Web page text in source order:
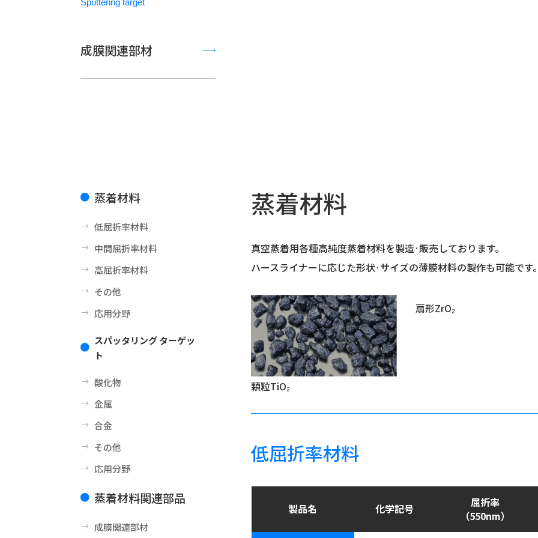
成膜関連部材
 蒸着材料
$ 低屈折率材料
$ 中間屈折率材料
$ 高屈折率材料
$ その他
$ 応用分野

スパッタリング ターゲッ
ト
$ 酸化物
$ 金属
$ 合金
$ その他
$ 応用分野
 蒸着材料関連部品
$ 成膜関連部材
蒸着材料
真空蒸着用各種高純度蒸着材料を製造·販売しております。
ハースライナーに応じた形状·サイズの薄膜材料の製作も可能です
顆粒TiO₂
扇形ZrO₂
低屈折率材料
製品名 化学記号
屈折率
（550nm）